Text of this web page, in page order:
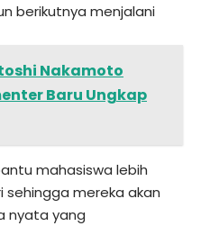
berikutnya menjalani
Nakamoto
Baru Ungkap
mahasiswa lebih
mereka akan
nyata yang